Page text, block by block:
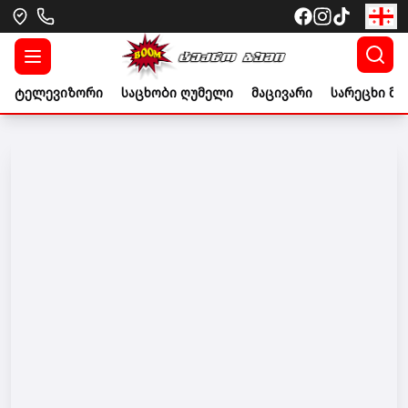
ტელევიზორი საცხობი ღუმელი მაცივარი სარეცხი